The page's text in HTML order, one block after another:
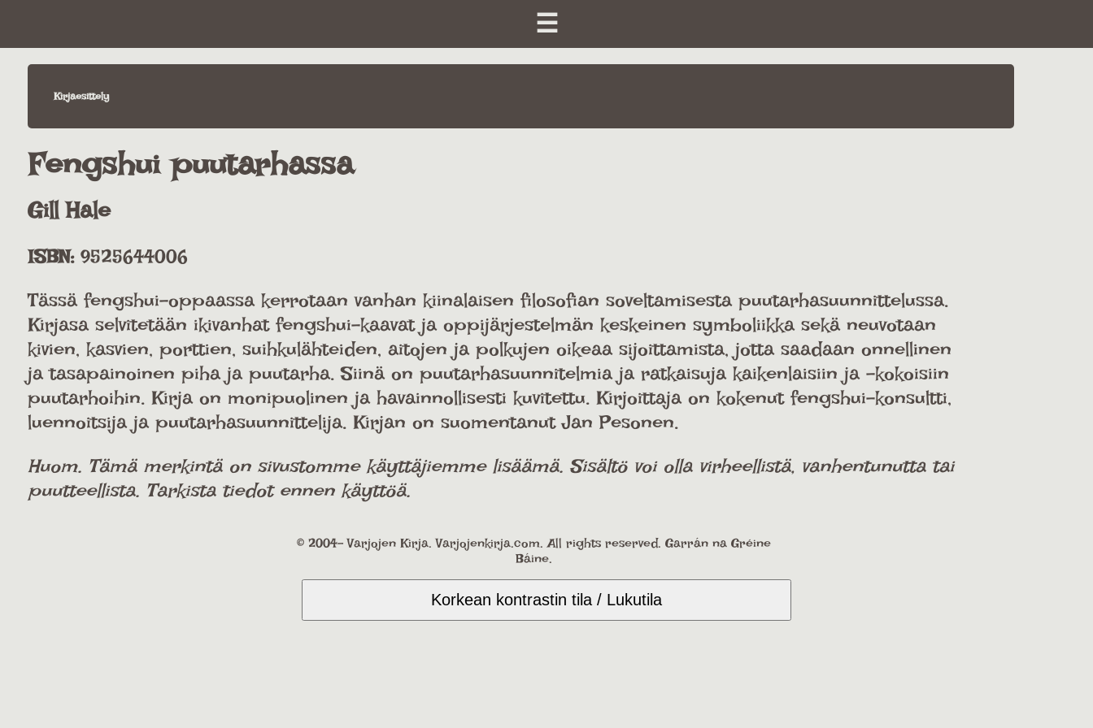
☰
Kirjaesittely
Fengshui puutarhassa
Gill Hale
ISBN:9525644006
Tässä fengshui-oppaassa kerrotaan vanhan kiinalaisen filosofian soveltamisesta puutarhasuunnittelussa.
Kirjasa selvitetään ikivanhat fengshui-kaavat ja oppijärjestelmän keskeinen symboliikka sekä neuvotaan
kivien, kasvien, porttien, suihkulähteiden, aitojen ja polkujen oikeaa sijoittamista, jotta saadaan onnellinen
ja tasapainoinen piha ja puutarha. Siinä on puutarhasuunnitelmia ja ratkaisuja kaikenlaisiin ja -kokoisiin
puutarhoihin. Kirja on monipuolinen ja havainnollisesti kuvitettu. Kirjoittaja on kokenut fengshui-konsultti,
luennoitsija ja puutarhasuunnittelija. Kirjan on suomentanut Jan Pesonen.
Huom. Tämä merkintä on sivustomme käyttäjiemme lisäämä. Sisältö voi olla virheellistä, vanhentunutta tai
puutteellista. Tarkista tiedot ennen käyttöä.
© 2004- Varjojen Kirja. Varjojenkirja.com. All rights reserved. Garrán na Gréine
Báine.
Korkean kontrastin tila / Lukutila